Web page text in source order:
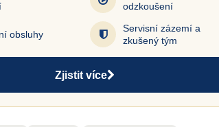
odzkoušení
obsluhy
Servisní zázemí a
zkušený tým
Zjistit více